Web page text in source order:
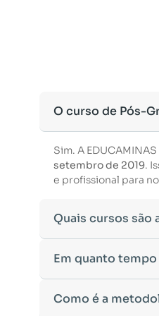
O curso de Pós-
Sim. A
setembro de 2019.
e profissional para
Quais cursos são
Para ingressar em
•Licenciatura–
Em quanto
Após a conclusão da
Como é a